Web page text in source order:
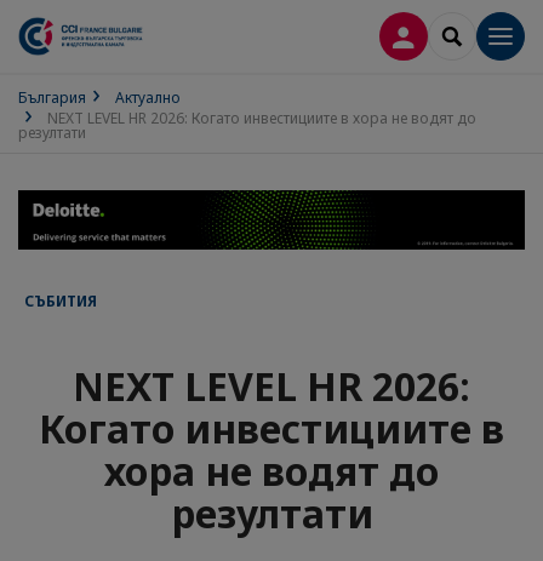
ВХОД ВSEARCH
България
Актуално
NEXT LEVEL HR 2026: Когато инвестициите в хора не водят до
резултати
СЪБИТИЯ
NEXT LEVEL HR 2026:
Когато инвестициите в
хора не водят до
резултати